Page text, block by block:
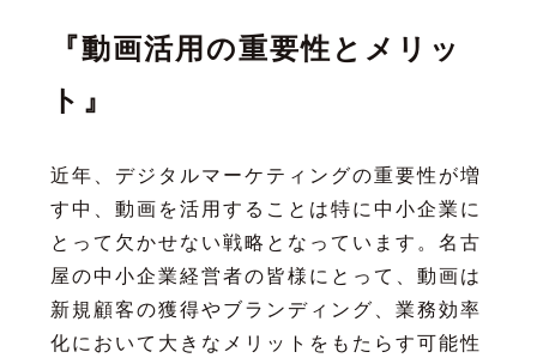
『動画活用の重要性とメリッ
ト』
近年、デジタルマーケティングの重要性が増
す中、動画を活用することは特に中小企業に
とって欠かせない戦略となっています。名古
屋の中小企業経営者の皆様にとって、動画は
新規顧客の獲得やブランディング、業務効率
化において大きなメリットをもたらす可能性